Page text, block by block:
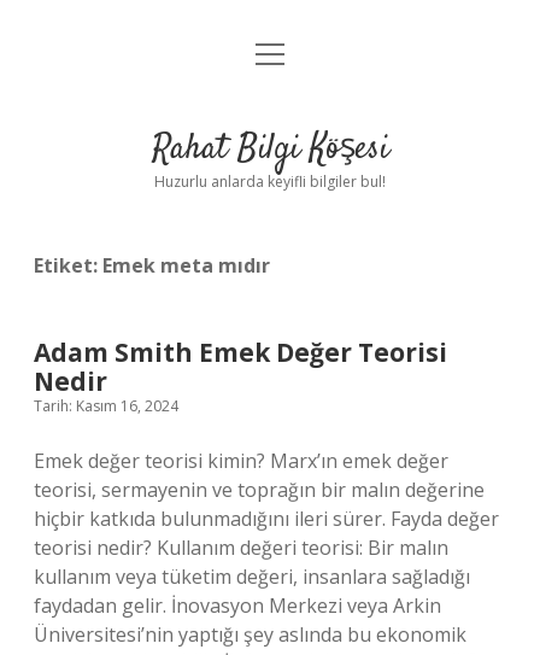
Anasayfa
Yasal Uyarı
menüyü
Rahat Bilgi Köşesi
Huzurlu anlarda keyifli bilgiler bul!
Etiket: Emek meta mıdır
Adam Smith Emek Değer Teorisi
Nedir
Tarih: Kasım 16, 2024
Emek değer teorisi kimin? Marx’ın emek değer
teorisi, sermayenin ve toprağın bir malın değerine
hiçbir katkıda bulunmadığını ileri sürer. Fayda değer
teorisi nedir? Kullanım değeri teorisi: Bir malın
kullanım veya tüketim değeri, insanlara sağladığı
faydadan gelir. İnovasyon Merkezi veya Arkin
Üniversitesi’nin yaptığı şey aslında bu ekonomik